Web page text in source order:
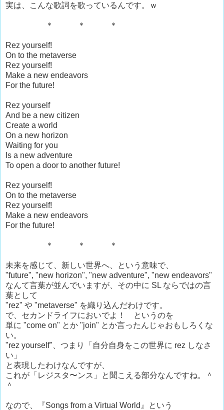
実は、こんな歌詞を歌っているんです。ｗ
＊ ＊ ＊
Rez yourself!
On to the metaverse
Rez yourself!
Make a new endeavors
For the future!
Rez yourself
And be a new citizen
Create a world
On a new horizon
Waiting for you
Is a new adventure
To open a door to another future!
Rez yourself!
On to the metaverse
Rez yourself!
Make a new endeavors
For the future!
＊ ＊ ＊
未来を感じて、新しい世界へ、という意味で、
"future", "new horizon", "new adventure", "new endeavors"
なんて言葉が並んでいますが、その中に SL ならではの言
葉として
"rez" や "metaverse" を織り込んだわけです。
で、セカンドライフにおいでよ！ というのを
単に "come on" とか "join" とか言ったんじゃおもしろくな
い。
"rez yourself"、つまり「自分自身をこの世界に rez しなさ
い」
と表現したわけなんですが、
これが「レジスタ〜ンス」と聞こえる部分なんですね。＾
＾
なので、『Songs from a Virtual World』という